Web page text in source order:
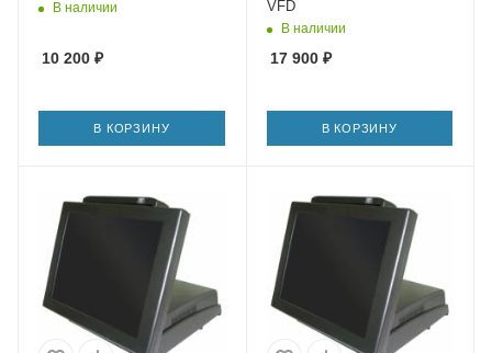
В наличии
10 200 ₽
В КОРЗИНУ
VFD
В наличии
17 900₽
В КОРЗИНУ